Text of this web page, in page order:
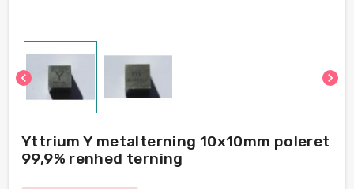
chevron_left chevron_right
Yttrium Y metalterning 10x10mm poleret
99,9% renhed terning